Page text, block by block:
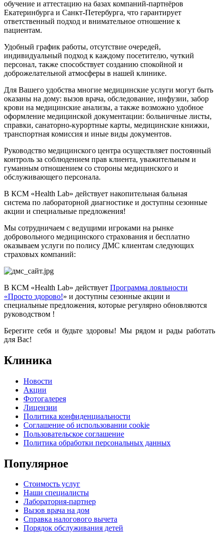
обучение и аттестацию на базах компаний-партнёров
Екатеринбурга и Санкт-Петербурга, что гарантирует
ответственный подход и внимательное отношение к
пациентам.
Удобный график работы, отсутствие очередей,
индивидуальный подход к каждому посетителю, чуткий
персонал, также способствует созданию спокойной и
доброжелательной атмосферы в нашей клинике.
Для Вашего удобства многие медицинские услуги могут быть
оказаны на дому: вызов врача, обследование, инфузии, забор
крови на медицинские анализы, а также возможно удобное
оформление медицинской документации: больничные листы,
справки, санаторно-курортные карты, медицинские книжки,
транспортная комиссия и иные виды документов.
Руководство медицинского центра осуществляет постоянный
контроль за соблюдением прав клиента, уважительным и
гуманным отношением со стороны медицинского и
обслуживающего персонала.
В КСМ «Health Lab» действует накопительная бальная
система по лабораторной диагностике и доступны сезонные
акции и специальные предложения!
Мы сотрудничаем с ведущими игроками на рынке
добровольного медицинского страхования и бесплатно
оказываем услуги по полису ДМС клиентам следующих
страховых компаний:
В КСМ «Health Lab» действует Программа лояльности
«Просто здорово!» и доступны сезонные акции и
специальные предложения, которые регулярно обновляются
руководством !
Берегите себя и будьте здоровы! Мы рядом и рады работать
для Вас!
Клиника
Новости
Акции
Фотогалерея
Лицензии
Политика конфиденциальности
Соглашение об использовании cookie
Пользовательское соглашение
Политика обработки персональных данных
Популярное
Стоимость услуг
Наши специалисты
Лаборатория-партнер
Вызов врача на дом
Справка налогового вычета
Порядок обслуживания детей